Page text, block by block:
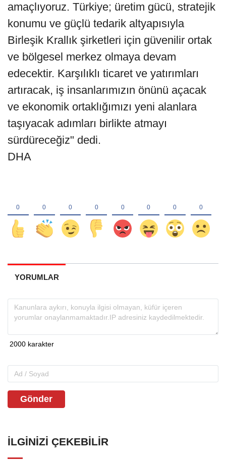
amaçlıyoruz. Türkiye; üretim gücü, stratejik
konumu ve güçlü tedarik altyapısıyla
Birleşik Krallık şirketleri için güvenilir ortak
ve bölgesel merkez olmaya devam
edecektir. Karşılıklı ticaret ve yatırımları
artıracak, iş insanlarımızın önünü açacak
ve ekonomik ortaklığımızı yeni alanlara
taşıyacak adımları birlikte atmayı
sürdüreceğiz" dedi.
DHA
YORUMLAR
Gönder
İLGINIZI ÇEKEBILIR